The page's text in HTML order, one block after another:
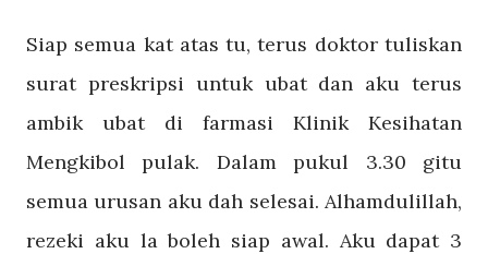
Siap semua kat atas tu, terus doktor tuliskan
surat preskripsi untuk ubat dan aku terus
ambik ubat di farmasi Klinik Kesihatan
Mengkibol pulak. Dalam pukul 3.30 gitu
semua urusan aku dah selesai. Alhamdulillah,
rezeki aku la boleh siap awal. Aku dapat 3